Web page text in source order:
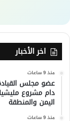
اخر الأخبار
منذ 9 ساعات
عضو مجلس
دام مشروع
اليمن والمنطقة
منذ 9 ساعات